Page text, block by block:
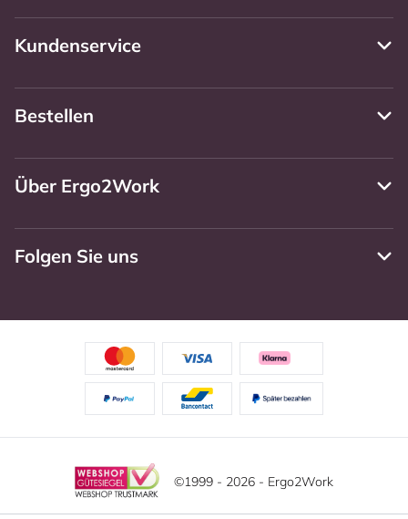
Kundenservice
Bestellen
Über Ergo2Work
Folgen Sie uns
©1999 - 2026 - Ergo2Work